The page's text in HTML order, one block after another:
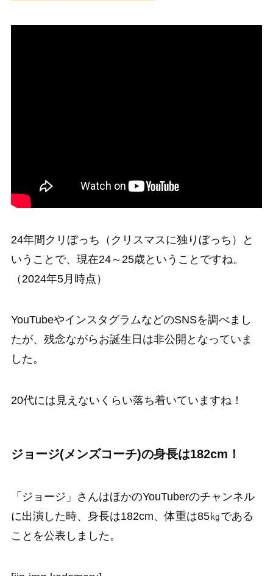
24年間クリぼっち（クリスマスに独りぼっち）と
いうことで、現在24～25歳ということですね。
（2024年5月時点）
YouTubeやインスタグラムなどのSNSを調べまし
たが、残念ながらお誕生日は非公開となっていま
した。
20代には見えないくらい落ち着いていますね！
ジョージ(メンズコーチ)の身長は182cm！
「ジョージ」さんはほかのYouTuberのチャンネル
に出演した時、身長は182cm、体重は85㎏である
ことを公表しました。